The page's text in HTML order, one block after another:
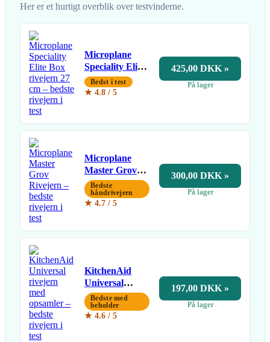
Her er et hurtigt overblik over testvinderne.
Microplane
Speciality Elite
Box rivejern 27
cm
Bedst i test
★ 4.8 / 5
425,00 DKK »
På lager
Microplane
Master Grov
Rivejern
Bedste
håndrivejern
★ 4.7 / 5
300,00 DKK »
På lager
KitchenAid
Universal
rivejern med
opsamler
Bedste med
beholder
★ 4.6 / 5
197,00 DKK »
På lager